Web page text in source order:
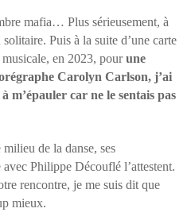
mafia… Plus sérieusement, à
Puis à la suite d’une carte
en 2023, pourune
Carolyn Carlson, j’ai
m’épauler car ne le sentais pas
de la danse, ses
Philippe Découflé l’attestent.
rencontre, je me suis dit que
mieux.